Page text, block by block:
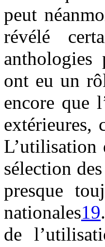
peut
révélé
anthologies
ont eu un
encore que
extérieures,
L’utilisation
sélection
presque
nationales19
de